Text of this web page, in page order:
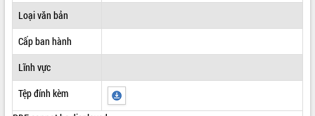
Loại văn bản
Cấp ban hành
Lĩnh vực
Tệp đính kèm